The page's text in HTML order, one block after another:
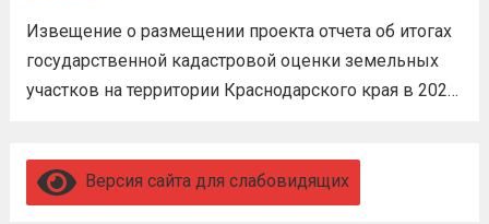
бойцам множество мер поддержки:
3,4 млн рублей единовременно;...
году
Извещение о размещении проекта отчета об итогах
государственной кадастровой оценки земельных
участков на территории Краснодарского края в 2026
Версия сайта для слабовидящих